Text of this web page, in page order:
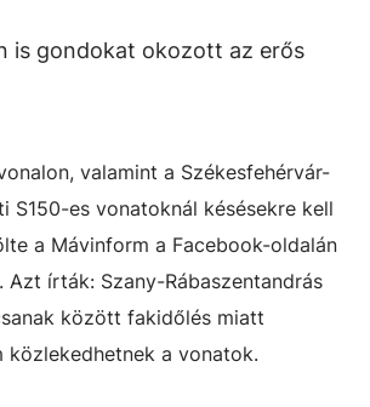
is gondokat okozott az erős
valamint a Székesfehérvár-
S150-es vonatoknál késésekre kell
a Mávinform a Facebook-oldalán
Azt írták: Szany-Rábaszentandrás
között fakidőlés miatt
közlekedhetnek a vonatok.